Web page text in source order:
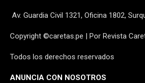
Av. Guardia Civil 1321, Oficina 1802,
Copyright ©caretas.pe | Por Revista
Todos los derechos reservados
ANUNCIA CON NOSOTROS